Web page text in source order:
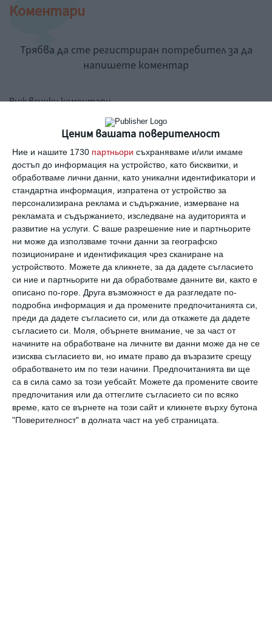
Ценим вашата поверителност
Ние и нашите 1730 партньори съхраняваме и/или имаме
достъп до информация на устройство, като бисквитки, и
обработваме лични данни, като уникални идентификатори и
стандартна информация, изпратена от устройство за
персонализирана реклама и съдържание, измерване на
рекламата и съдържанието, изследване на аудиторията и
развитие на услуги. С ваше разрешение ние и партньорите
ни може да използваме точни данни за географско
позициониране и идентификация чрез сканиране на
устройството. Можете да кликнете, за да дадете съгласието
си ние и партньорите ни да обработваме данните ви, както е
описано по-горе. Друга възможност е да разгледате по-
подробна информация и да промените предпочитанията си,
преди да дадете съгласието си, или да откажете да дадете
съгласието си.
Моля, обърнете внимание, че за част от
начините на обработване на личните ви данни може да не се
изисква съгласието ви, но имате право да възразите срещу
обработването им по тези начини. Предпочитанията ви ще
са в сила само за този уебсайт. Можете да промените своите
предпочитания или да оттеглите съгласието си по всяко
време, като се върнете на този сайт и кликнете върху бутона
"Поверителност" в долната част на уеб страницата.
Коментари
Трябва да сте регистриран потребител за да
напишете коментар
Виж всички коментари
Най нови
Новини
Хейли Стайнфелд разказва за 4-
месечната си дъщеря
06 август 2026 г.
Здраве
Вените не обичат жегата
06 август 2026 г.
Заедно
Идилия и релакс за семейството на
Башар Рахал
06 август 2026 г.
Заедно